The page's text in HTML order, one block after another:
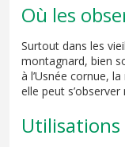
Où les
Surtout dans les
montagnard, bien
à l’Usnée cornue,
elle peut
Utilisations